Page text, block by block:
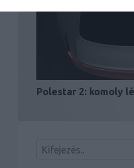
Polestar 2: komoly